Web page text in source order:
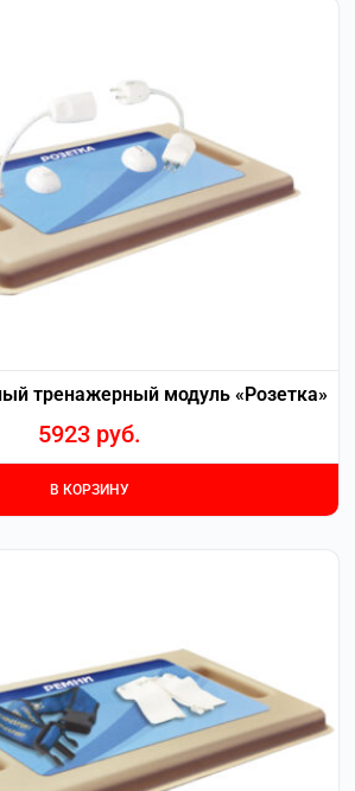
тренажерный модуль «Розетка»
5923 руб.
В КОРЗИНУ